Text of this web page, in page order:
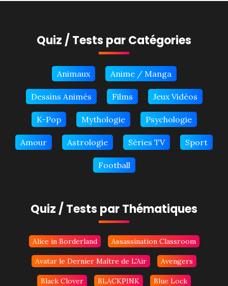
Quiz / Tests par Catégories
Animaux Anime / Manga
Dessins Animés Films Jeux Vidéos
K-Pop Mythologie Psychologie
Amour Astrologie Séries TV Sport
Football
Quiz / Tests par Thématiques
Alice in Borderland Assassination Classroom
Avatar le Dernier Maître de L'Air Avengers
Black Clover BLACKPINK Blue Lock